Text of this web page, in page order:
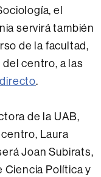
el
servirá también
de la facultad,
centro, a las
.
de la UAB,
Laura
Joan Subirats,
Política y